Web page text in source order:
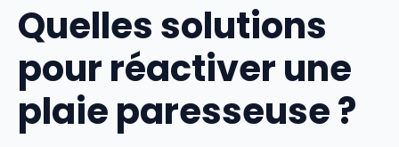
Quelles solutions
pour réactiver une
plaie paresseuse ?